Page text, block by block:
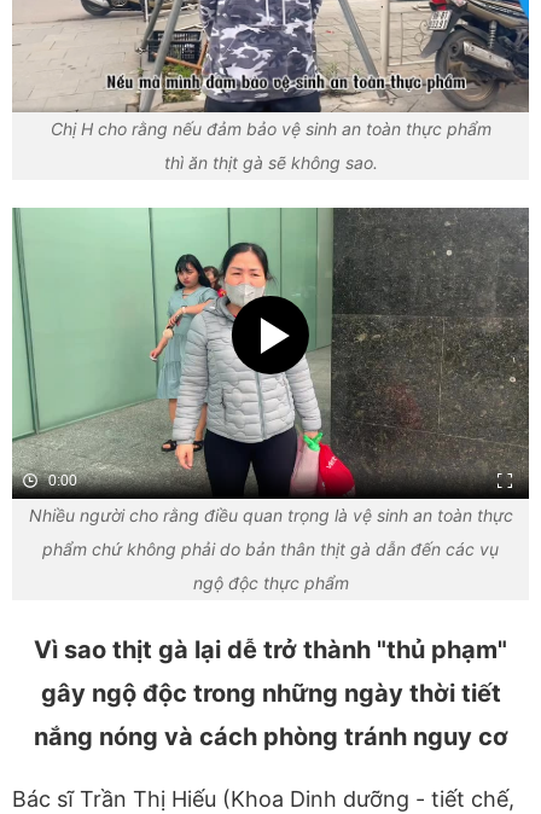
Chị H cho rằng nếu đảm bảo vệ sinh an toàn thực phẩm
thì ăn thịt gà sẽ không sao.
0:00
Nhiều người cho rằng điều quan trọng là vệ sinh an toàn thực
phẩm chứ không phải do bản thân thịt gà dẫn đến các vụ
ngộ độc thực phẩm
Vì sao thịt gà lại dễ trở thành "thủ phạm"
gây ngộ độc trong những ngày thời tiết
nắng nóng và cách phòng tránh nguy cơ
Bác sĩ Trần Thị Hiếu (Khoa Dinh dưỡng - tiết chế,